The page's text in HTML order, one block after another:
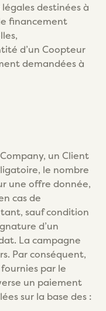
destinées à
financement
d’un Coopteur
demandées à
un Client
le nombre
une offre donnée,
cas de
sauf condition
d’un
La campagne
Par conséquent,
par le
un paiement
sur la base des :